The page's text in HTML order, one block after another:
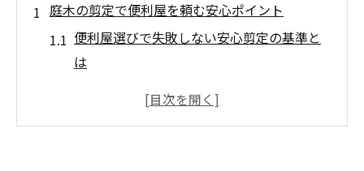
庭木の剪定で便利屋を頼む安心ポイント
便利屋選びで失敗しない安心剪定の基準と
は
庭木の剪定を便利屋に頼む前の確認事項